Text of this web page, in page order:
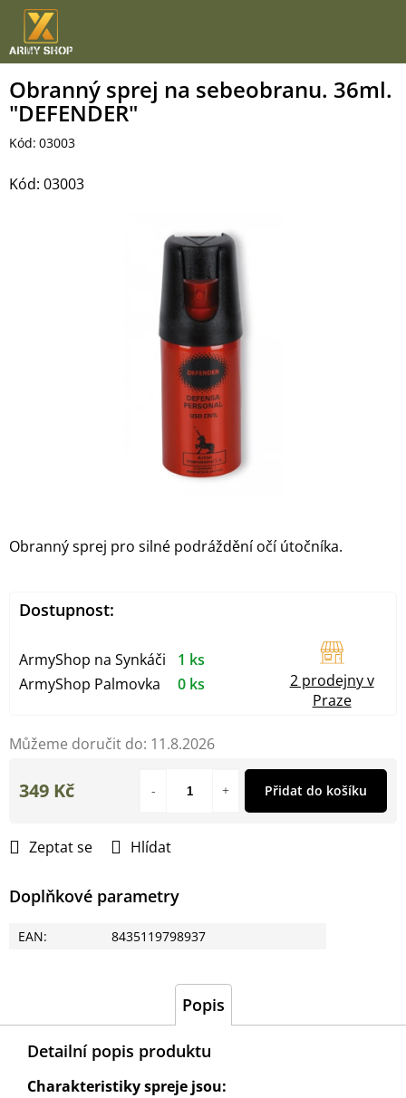
Přejít
obsah
Obranný sprej na sebeobranu. 36ml.
"DEFENDER"
Kód: 03003
Kód: 03003
Můžeme doručit do: 11.8.2026
Obranný sprej pro silné podráždění očí útočníka.
Zeptat se Hlídat
Doplňkové parametry
EAN: 8435119798937
349 Kč Přidat do košíku
Dostupnost:
ArmyShop na Synkáči
1 ks
ArmyShop Palmovka
0 ks
2 prodejny v
Praze
Popis
Detailní popis produktu
Charakteristiky spreje jsou: